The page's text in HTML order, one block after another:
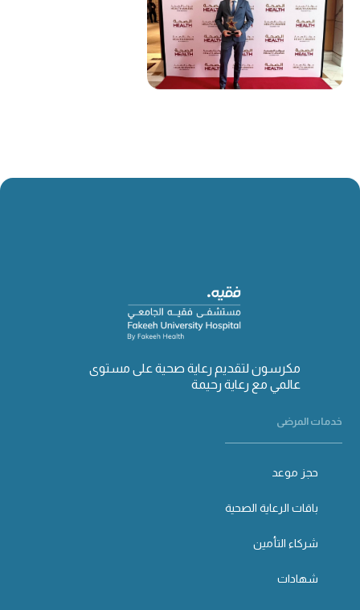
مكرسون لتقديم رعاية صحية على مستوى
عالمي مع رعاية رحيمة
خدمات المرضى
حجز موعد
باقات الرعاية الصحية
شركاء التأمين
شهادات